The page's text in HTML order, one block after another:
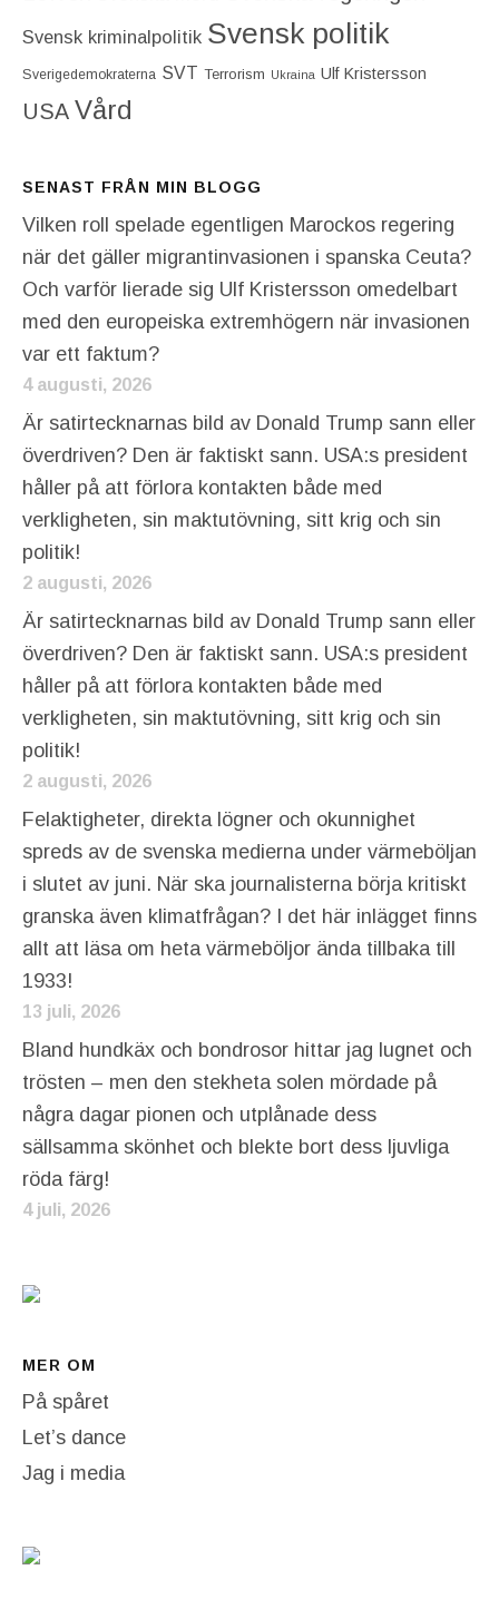
Svensk kriminalpolitik Svensk politik
Sverigedemokraterna SVT Terrorism Ukraina Ulf Kristersson
USA Vård
SENAST FRÅN MIN BLOGG
Vilken roll spelade egentligen Marockos regering
när det gäller migrantinvasionen i spanska Ceuta?
Och varför lierade sig Ulf Kristersson omedelbart
med den europeiska extremhögern när invasionen
var ett faktum?
4 augusti, 2026
Är satirtecknarnas bild av Donald Trump sann eller
överdriven? Den är faktiskt sann. USA:s president
håller på att förlora kontakten både med
verkligheten, sin maktutövning, sitt krig och sin
politik!
2 augusti, 2026
Är satirtecknarnas bild av Donald Trump sann eller
överdriven? Den är faktiskt sann. USA:s president
håller på att förlora kontakten både med
verkligheten, sin maktutövning, sitt krig och sin
politik!
2 augusti, 2026
Felaktigheter, direkta lögner och okunnighet
spreds av de svenska medierna under värmeböljan
i slutet av juni. När ska journalisterna börja kritiskt
granska även klimatfrågan? I det här inlägget finns
allt att läsa om heta värmeböljor ända tillbaka till
1933!
13 juli, 2026
Bland hundkäx och bondrosor hittar jag lugnet och
trösten – men den stekheta solen mördade på
några dagar pionen och utplånade dess
sällsamma skönhet och blekte bort dess ljuvliga
röda färg!
4 juli, 2026
MER OM
På spåret
Let’s dance
Jag i media